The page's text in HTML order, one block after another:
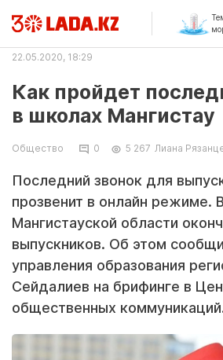
22.05.2020, 18:29
Как пройдет
в школах Мангистау
Общество 0 5 267 Лиана
Последний звонок для
прозвенит в онлайн режиме.
Мангистауской области
выпускников. Об этом
управления образования
Сейдалиев на брифинге в
общественных